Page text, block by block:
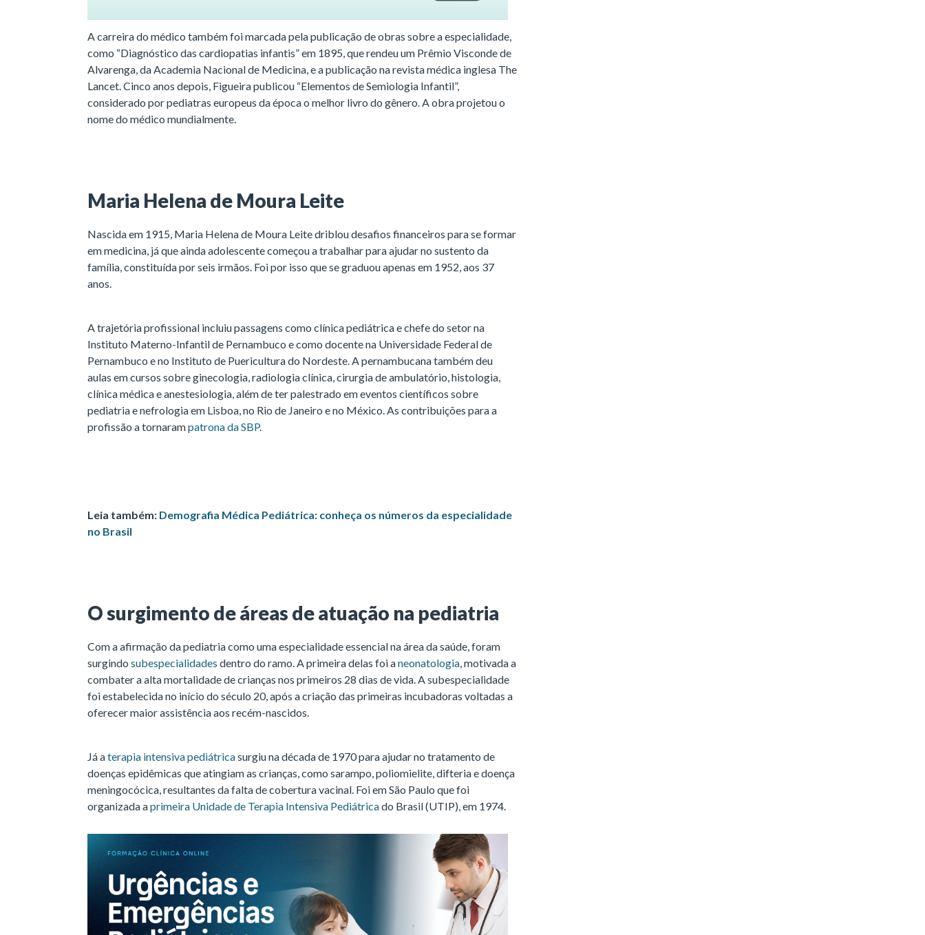
A carreira do médico também foi marcada pela publicação de obras sobre a especialidade,
como “Diagnóstico das cardiopatias infantis” em 1895, que rendeu um Prêmio Visconde de
Alvarenga, da Academia Nacional de Medicina, e a publicação na revista médica inglesa The
Lancet. Cinco anos depois, Figueira publicou “Elementos de Semiologia Infantil”,
considerado por pediatras europeus da época o melhor livro do gênero. A obra projetou o
nome do médico mundialmente.
Maria Helena de Moura Leite
Nascida em 1915, Maria Helena de Moura Leite driblou desafios financeiros para se formar
em medicina, já que ainda adolescente começou a trabalhar para ajudar no sustento da
família, constituída por seis irmãos. Foi por isso que se graduou apenas em 1952, aos 37
anos.
A trajetória profissional incluiu passagens como clínica pediátrica e chefe do setor na
Instituto Materno-Infantil de Pernambuco e como docente na Universidade Federal de
Pernambuco e no Instituto de Puericultura do Nordeste. A pernambucana também deu
aulas em cursos sobre ginecologia, radiologia clínica, cirurgia de ambulatório, histologia,
clínica médica e anestesiologia, além de ter palestrado em eventos científicos sobre
pediatria e nefrologia em Lisboa, no Rio de Janeiro e no México. As contribuições para a
profissão a tornarampatrona da SBP.
Leia também: Demografia Médica Pediátrica: conheça os números da especialidade
no Brasil
O surgimento de áreas de atuação na pediatria
Com a afirmação da pediatria como uma especialidade essencial na área da saúde, foram
surgindo subespecialidades dentro do ramo. A primeira delas foi aneonatologia, motivada a
combater a alta mortalidade de crianças nos primeiros 28 dias de vida. A subespecialidade
foi estabelecida no início do século 20, após a criação das primeiras incubadoras voltadas a
oferecer maior assistência aos recém-nascidos.
Já aterapia intensiva pediátricasurgiu na década de 1970 para ajudar no tratamento de
doenças epidêmicas que atingiam as crianças, como sarampo, poliomielite, difteria e doença
meningocócica, resultantes da falta de cobertura vacinal. Foi em São Paulo que foi
organizada aprimeira Unidade de Terapia Intensiva Pediátricado Brasil (UTIP), em 1974.